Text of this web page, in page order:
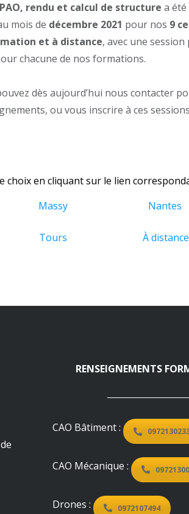
rendu et calcul de structure a
mois de décembre 2021 pour nos 9
et à distance, avec une session
chacune de nos formations.
dès aujourd’hui nous contacter
ou vous inscrire à ces
choix en cliquant sur le lien
Massy Nantes
Tours À distance
RENSEIGNEMENTS
CAO Bâtiment :
CAO Mécanique :
Drones : 0972107494